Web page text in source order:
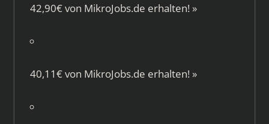
42,90€ von MikroJobs.de erhalten! »
40,11€ von MikroJobs.de erhalten! »